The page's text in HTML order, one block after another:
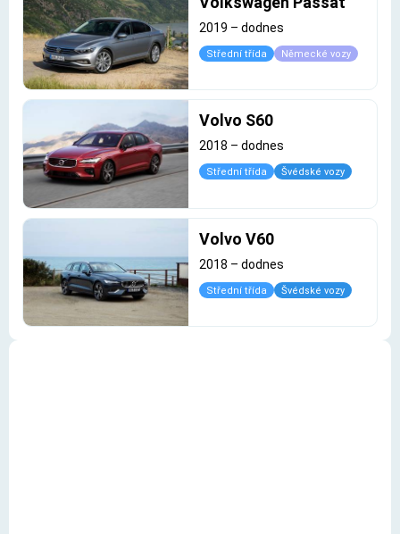
2019 – dodnes
Střední třída Německé vozy
Volvo S60
2018 – dodnes
Střední třída Švédské vozy
Volvo V60
2018 – dodnes
Střední třída Švédské vozy